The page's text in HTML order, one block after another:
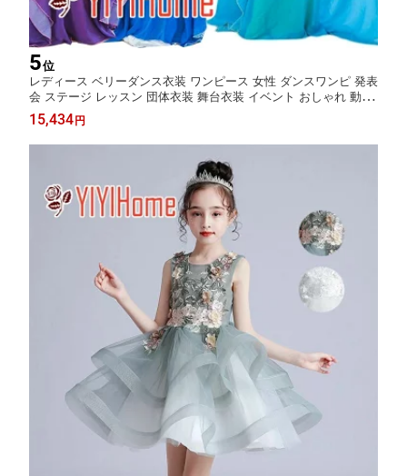
5位
レディース ベリーダンス衣装 ワンピース 女性 ダンスワンピ 発表
会 ステージ レッスン 団体衣装 舞台衣装 イベント おしゃれ 動き
やすい 柔らか素材 ステージ映え エレガント ダンスレッスン用 発
表会用 団体練習用 ベリーダンス専用
15,434 円